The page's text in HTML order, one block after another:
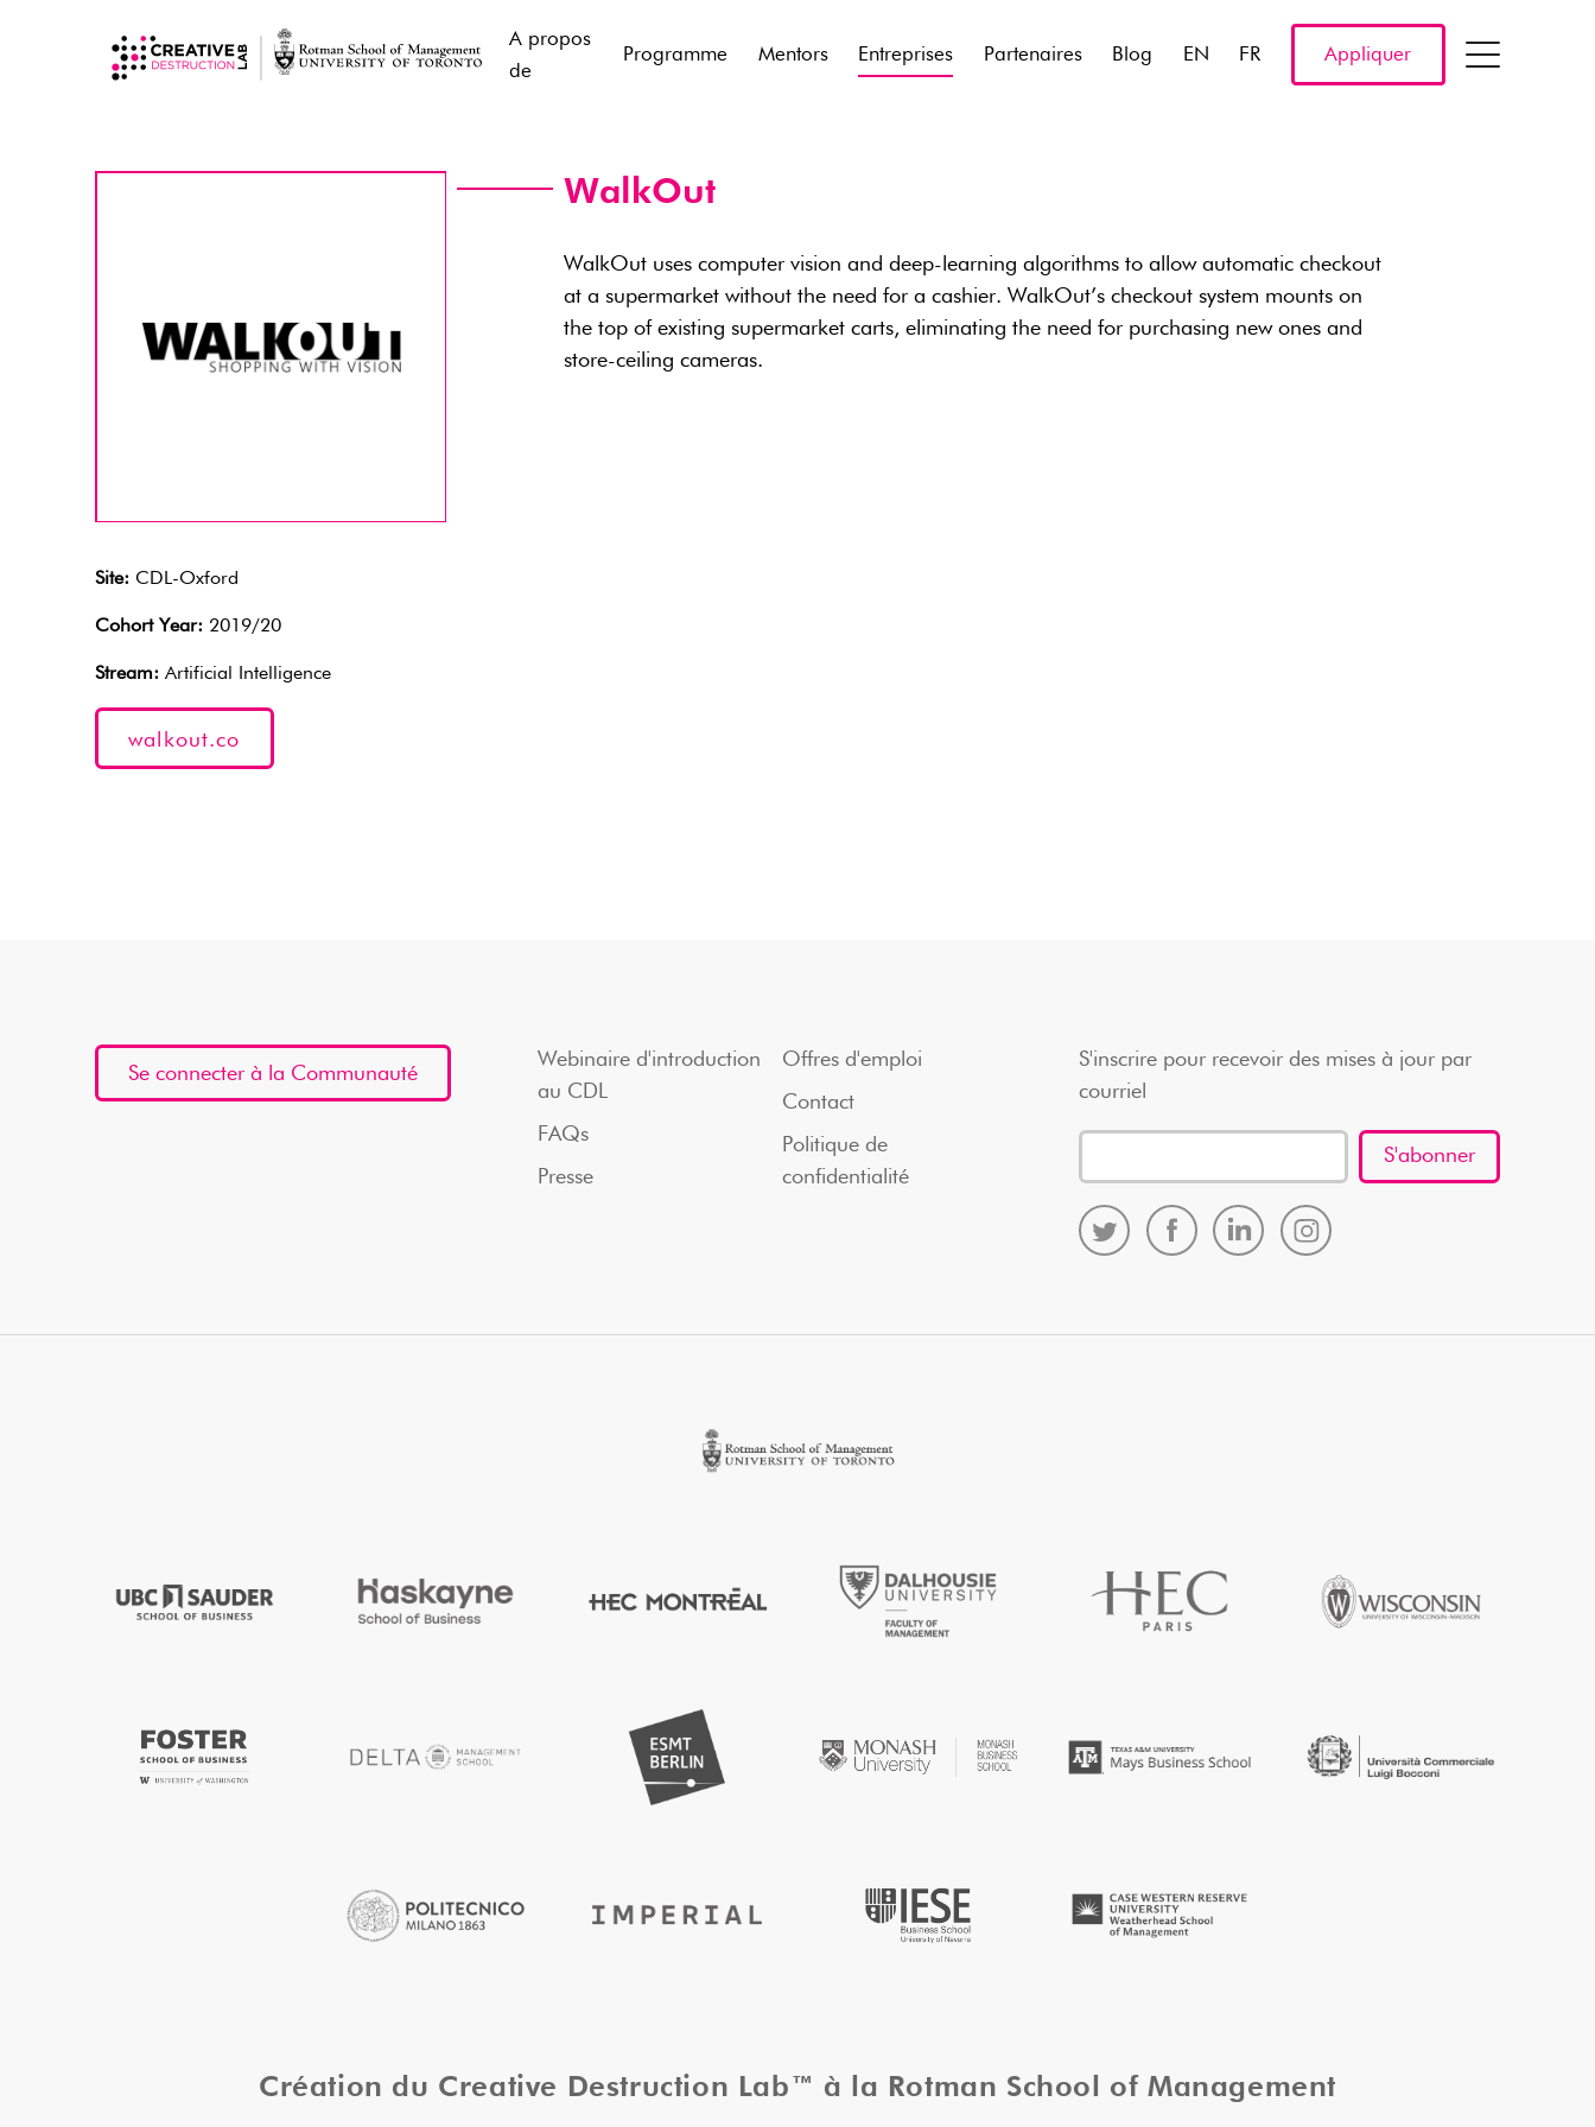
A propos
de
Programme Mentors Entreprises Partenaires Blog EN FR Appliquer
Site: CDL-Oxford
Cohort Year: 2019/20
Stream: Artificial Intelligence
walkout.co
WalkOut
WalkOut uses computer vision and deep-learning algorithms to allow automatic checkout
at a supermarket without the need for a cashier. WalkOut’s checkout system mounts on
the top of existing supermarket carts, eliminating the need for purchasing new ones and
store-ceiling cameras.
Se connecter à la Communauté
Webinaire d'introduction
au CDL
FAQs
Presse
Offres d'emploi
Contact
Politique de
confidentialité
S'inscrire pour recevoir des mises à jour par
courriel
Création du Creative Destruction Lab™ à la Rotman School of Management